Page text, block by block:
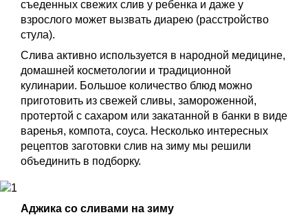
съеденных свежих слив у ребенка и даже у
взрослого может вызвать диарею (расстройство
стула).
Слива активно используется в народной медицине,
домашней косметологии и традиционной
кулинарии. Большое количество блюд можно
приготовить из свежей сливы, замороженной,
протертой с сахаром или закатанной в банки в виде
варенья, компота, соуса. Несколько интересных
рецептов заготовки слив на зиму мы решили
объединить в подборку.
Аджика со сливами на зиму